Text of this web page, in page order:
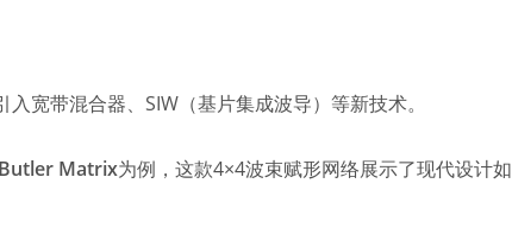
宽带混合器、SIW（基片集成波导）等新技术。
Matrix为例，这款4×4波束赋形网络展示了现代设计如